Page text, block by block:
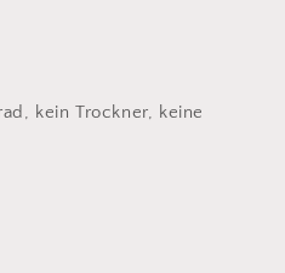
kein Trockner, keine